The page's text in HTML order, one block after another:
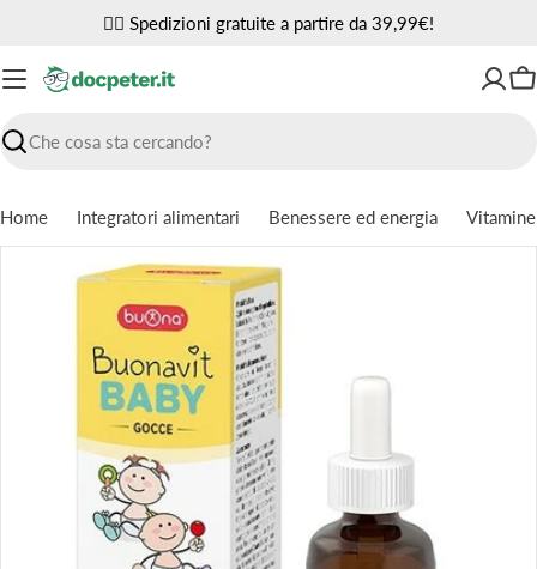
contenuto
✌🏼 Spedizioni gratuite a partire da 39,99€!
Ricerca
Home Integratori alimentari Benessere ed energia
Vitamine
Apri supporto 0 in modalità modale